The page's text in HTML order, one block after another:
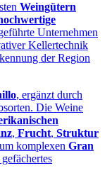
Weingütern
Unternehmen
Kellertechnik
der Region
, ergänzt durch
Die Weine
, Frucht, Struktur
komplexen Gran